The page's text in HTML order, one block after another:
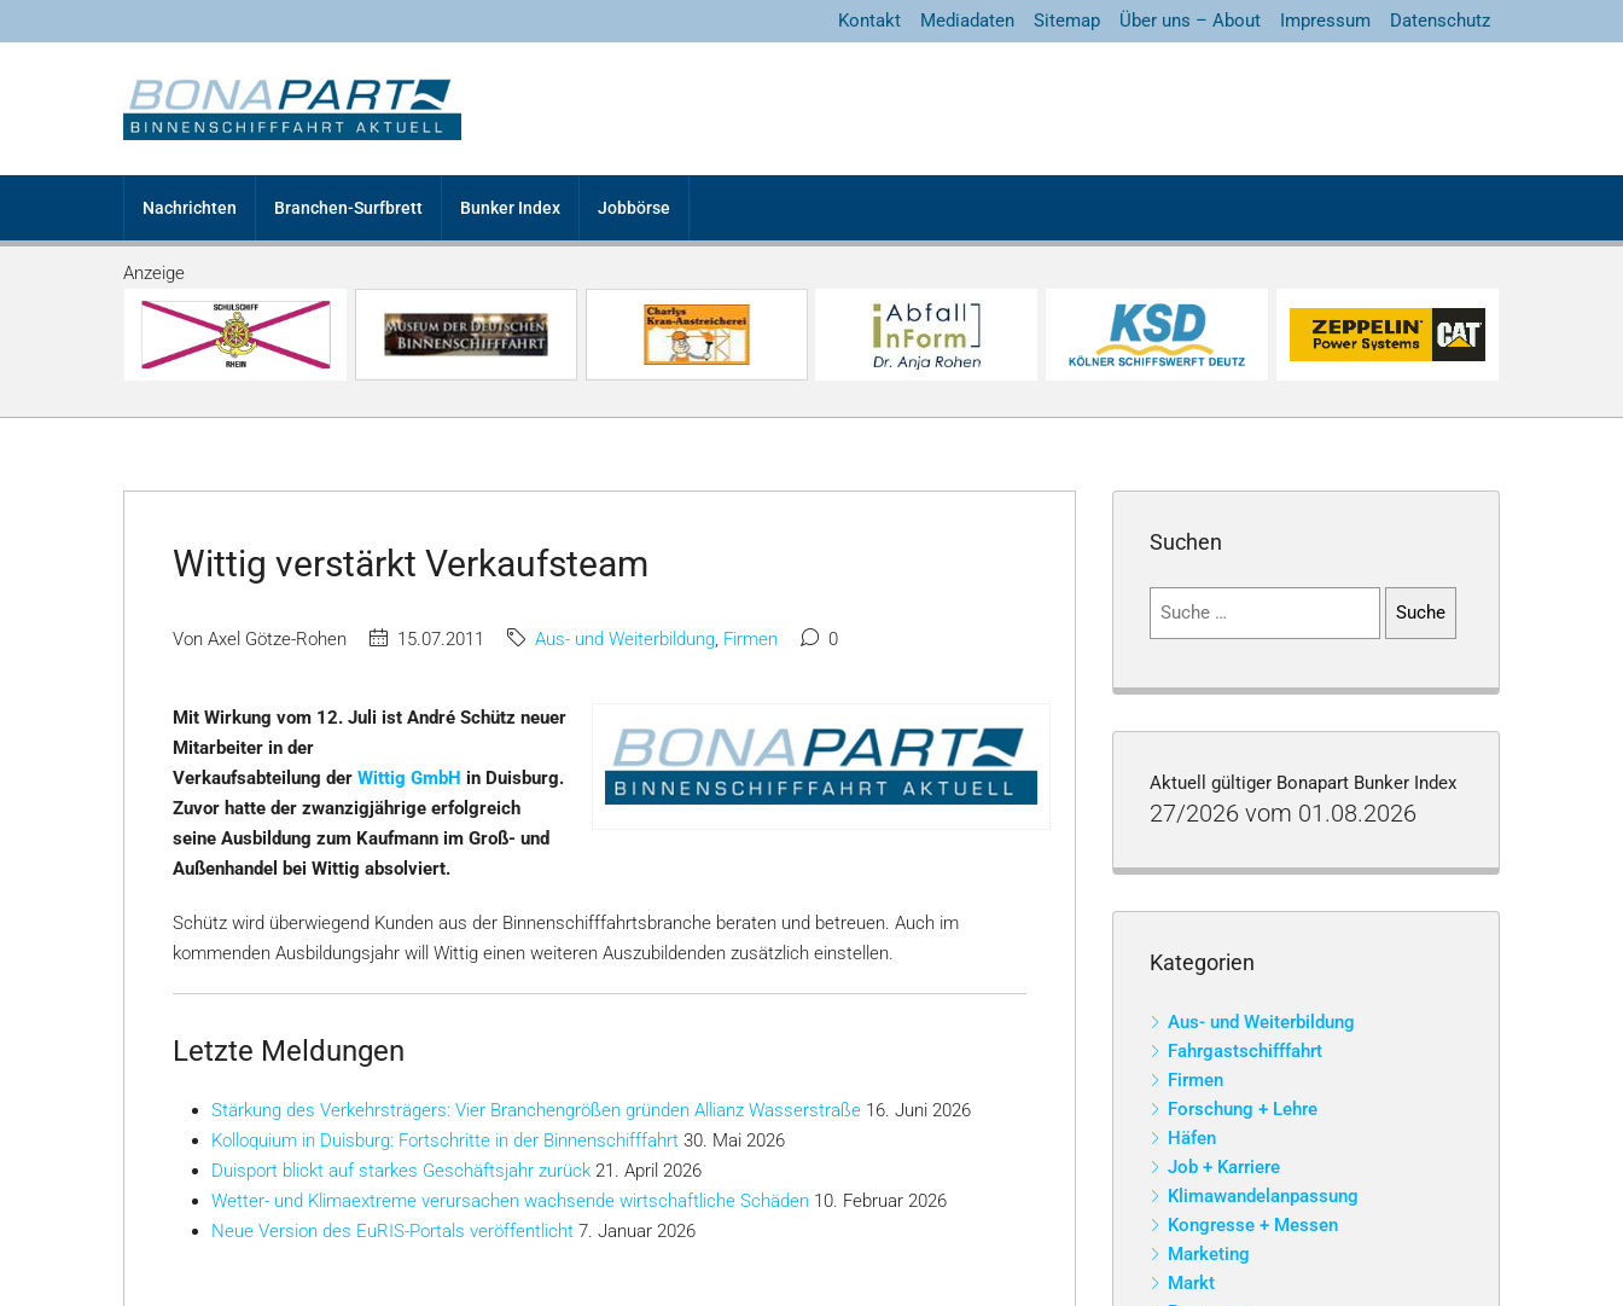
Kontakt Mediadaten Sitemap Über uns – About Impressum Datenschutz
Nachrichten Branchen-Surfbrett Bunker Index Jobbörse
Anzeige
Wittig verstärkt Verkaufsteam
Von Axel Götze-Rohen 15.07.2011 Aus- und Weiterbildung, Firmen 0
Mit Wirkung vom 12. Juli ist André Schütz neuer
Mitarbeiter in der
Verkaufsabteilung der Wittig GmbH in Duisburg.
Zuvor hatte der zwanzigjährige erfolgreich
seine Ausbildung zum Kaufmann im Groß- und
Außenhandel bei Wittig absolviert.
Schütz wird überwiegend Kunden aus der Binnenschifffahrtsbranche beraten und betreuen. Auch im
kommenden Ausbildungsjahr will Wittig einen weiteren Auszubildenden zusätzlich einstellen.
Letzte Meldungen
Stärkung des Verkehrsträgers: Vier Branchengrößen gründen Allianz Wasserstraße 16. Juni 2026
Kolloquium in Duisburg: Fortschritte in der Binnenschifffahrt 30. Mai 2026
Duisport blickt auf starkes Geschäftsjahr zurück 21. April 2026
Wetter- und Klimaextreme verursachen wachsende wirtschaftliche Schäden 10. Februar 2026
Neue Version des EuRIS-Portals veröffentlicht 7. Januar 2026
Suchen
Suchen
Aktuell gültiger Bonapart Bunker Index
27/2026 vom 01.08.2026
Kategorien
Aus- und Weiterbildung
Fahrgastschifffahrt
Firmen
Forschung + Lehre
Häfen
Job + Karriere
Klimawandelanpassung
Kongresse + Messen
Marketing
Markt